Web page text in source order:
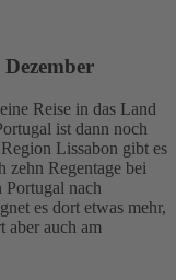
Reise in das Land
ist dann noch
Lissabon gibt es
zehn Regentage bei
Portugal nach
es dort etwas mehr,
aber auch am